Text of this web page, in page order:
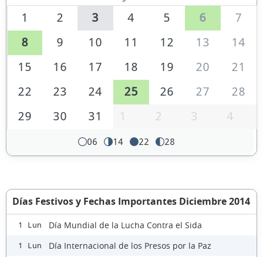
1 2 3 4 5 6
7
8
9 10 11 12 13
14
15
16 17 18 19 20
21
22
23 24 25 26 27
28
29
30 31 1 2 3 4
06 14 22 28
Días Festivos y Fechas Importantes Diciembre 2014
1 Lun Día Mundial de la Lucha Contra el Sida
1 Lun Día Internacional de los Presos por la Paz